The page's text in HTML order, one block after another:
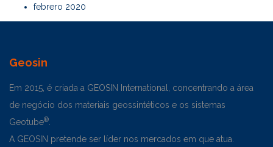
febrero 2020
Geosin
Em 2015, é criada a GEOSIN International, concentrando a área
de negócio dos materiais geossintéticos e os sistemas
Geotube®.
A GEOSIN pretende ser líder nos mercados em que atua.